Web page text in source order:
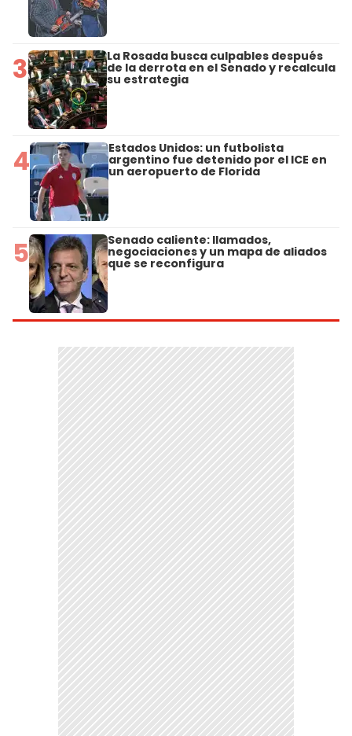
3 La Rosada busca culpables después
de la derrota en el Senado y recalcula
su estrategia
4 Estados Unidos: un futbolista
argentino fue detenido por el ICE en
un aeropuerto de Florida
5 Senado caliente: llamados,
negociaciones y un mapa de aliados
que se reconfigura